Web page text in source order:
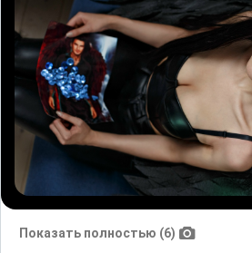
Показать полностью (6)